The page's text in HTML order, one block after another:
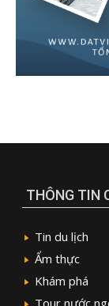
THÔNG TIN
Tin du lịch
Ẩm thực
Khám phá
Tour nước